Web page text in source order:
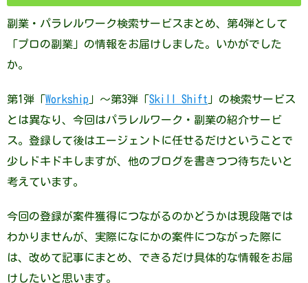
副業・パラレルワーク検索サービスまとめ、第4弾として
「プロの副業」の情報をお届けしました。いかがでした
か。
第1弾「Workship 」～第3弾「Skill Shift 」の検索サービス
とは異なり、今回はパラレルワーク・副業の紹介サービ
ス。登録して後はエージェントに任せるだけということで
少しドキドキしますが、他のブログを書きつつ待ちたいと
考えています。
今回の登録が案件獲得につながるのかどうかは現段階では
わかりませんが、実際になにかの案件につながった際に
は、改めて記事にまとめ、できるだけ具体的な情報をお届
けしたいと思います。